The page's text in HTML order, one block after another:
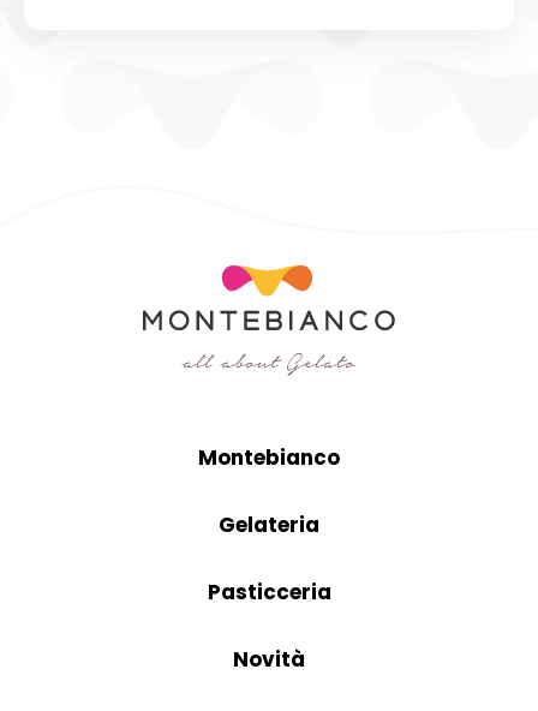
Montebianco
Gelateria
Pasticceria
Novità